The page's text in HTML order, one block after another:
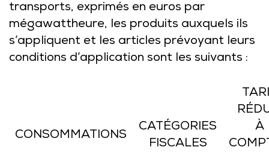
transports, exprimés en euros par
mégawattheure, les produits auxquels ils
s’appliquent et les articles prévoyant leurs
conditions d’application sont les suivants :
CONSOMMATIONS
CATÉGORIES
FISCALES
À